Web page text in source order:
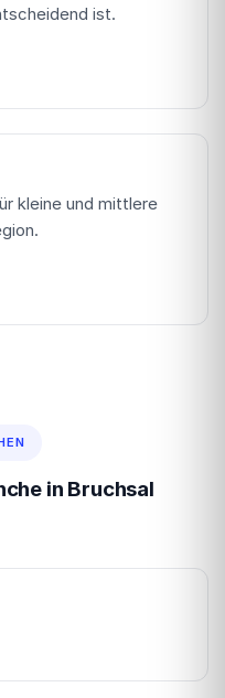
ist.
kleine und mittlere
in Bruchsal